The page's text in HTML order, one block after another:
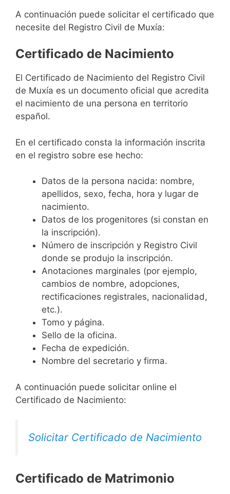
A continuación puede solicitar el certificado que
necesite del Registro Civil de Muxía:
Certificado de Nacimiento
El Certificado de Nacimiento del Registro Civil
de Muxía es un documento oficial que acredita
el nacimiento de una persona en territorio
español.
En el certificado consta la información inscrita
en el registro sobre ese hecho:
Datos de la persona nacida: nombre,
apellidos, sexo, fecha, hora y lugar de
nacimiento.
Datos de los progenitores (si constan en
la inscripción).
Número de inscripción y Registro Civil
donde se produjo la inscripción.
Anotaciones marginales (por ejemplo,
cambios de nombre, adopciones,
rectificaciones registrales, nacionalidad,
etc.).
Tomo y página.
Sello de la oficina.
Fecha de expedición.
Nombre del secretario y firma.
A continuación puede solicitar online el
Certificado de Nacimiento:
Solicitar Certificado de Nacimiento
Certificado de Matrimonio